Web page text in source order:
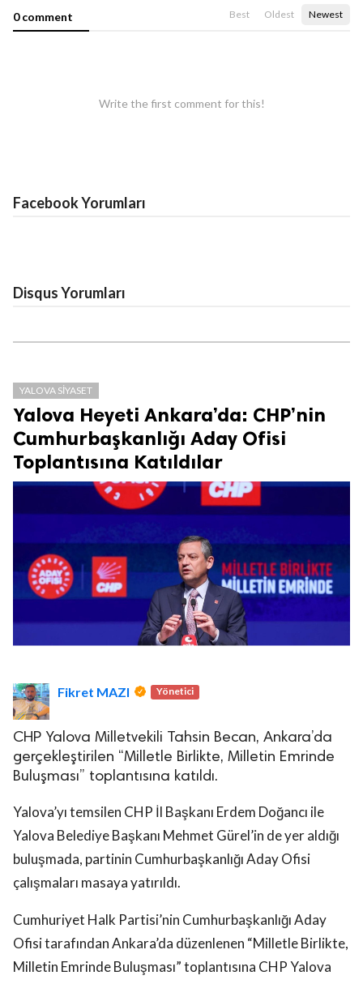
0 comment Best Oldest Newest
Write the first comment for this!
Facebook Yorumları
Disqus Yorumları
YALOVA SIYASET
Yalova Heyeti Ankara’da: CHP’nin
Cumhurbaşkanlığı Aday Ofisi
Toplantısına Katıldılar
Fikret MAZI Yönetici
CHP Yalova Milletvekili Tahsin Becan, Ankara’da
gerçekleştirilen “Milletle Birlikte, Milletin Emrinde
Buluşması” toplantısına katıldı.
Yalova’yı temsilen CHP İl Başkanı Erdem Doğancı ile
Yalova Belediye Başkanı Mehmet Gürel’in de yer aldığı
buluşmada, partinin Cumhurbaşkanlığı Aday Ofisi
çalışmaları masaya yatırıldı.
Cumhuriyet Halk Partisi’nin Cumhurbaşkanlığı Aday
Ofisi tarafından Ankara’da düzenlenen “Milletle Birlikte,
Milletin Emrinde Buluşması” toplantısına CHP Yalova